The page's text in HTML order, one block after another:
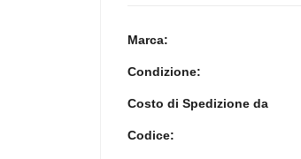
Marca:
Condizione:
Costo di Spedizione da
Codice: